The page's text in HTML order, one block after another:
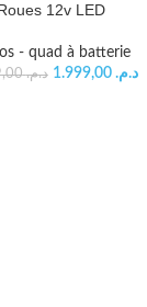
12v LED
- quad à batterie
د.م.3.499,00 د.م. 1.999,00